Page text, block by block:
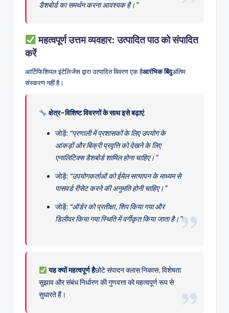
डैशबोर्ड का समर्थन करना आवश्यक है।”
महत्वपूर्ण उत्तम व्यवहार: उत्पादित पाठ को संपादित
करें
आर्टिफिशियल इंटेलिजेंस द्वारा उत्पादित विवरण एक हैआरंभिक बिंदुअंतिम
संस्करण नहीं है।
क्षेत्र-विशिष्ट विवरणों के साथ इसे बढ़ाएं:
जोड़ें: “प्रणाली में प्रशासकों के लिए उपयोग के
आंकड़ों और बिक्री प्रवृत्ति को देखने के लिए
एनालिटिक्स डैशबोर्ड शामिल होना चाहिए।”
जोड़ें: “उपयोगकर्ताओं को ईमेल सत्यापन के माध्यम से
पासवर्ड रीसेट करने की अनुमति होनी चाहिए।”
जोड़ें: “ऑर्डर को प्रतीक्षा, शिप किया गया और
डिलीवर किया गया स्थिति में वर्गीकृत किया जाता है।”
यह क्यों महत्वपूर्ण हैछोटे संपादन क्लास निकास, विशेषता
सुझाव और संबंध निर्धारण की गुणवत्ता को महत्वपूर्ण रूप से
सुधारते हैं।